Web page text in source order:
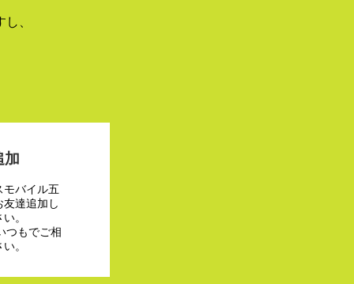
、
加
モバイル五
友達追加し
。
つもでご相
。